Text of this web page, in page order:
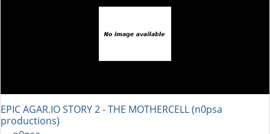
EPIC AGAR.IO STORY 2 - THE MOTHERCELL (n0psa
productions)